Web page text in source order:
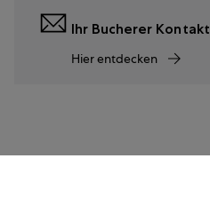
Ihr Bucherer Kontakt
Hier entdecken